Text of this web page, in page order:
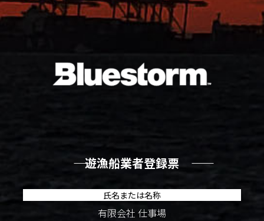
―― 遊漁船業者登録票 ――
氏名または名称
有限会社 仕事場